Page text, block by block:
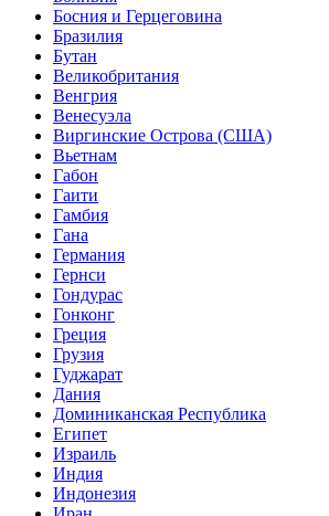
Босния и Герцеговина
Бразилия
Бутан
Великобритания
Венгрия
Венесуэла
Виргинские Острова (США)
Вьетнам
Габон
Гаити
Гамбия
Гана
Германия
Гернси
Гондурас
Гонконг
Греция
Грузия
Гуджарат
Дания
Доминиканская Республика
Египет
Израиль
Индия
Индонезия